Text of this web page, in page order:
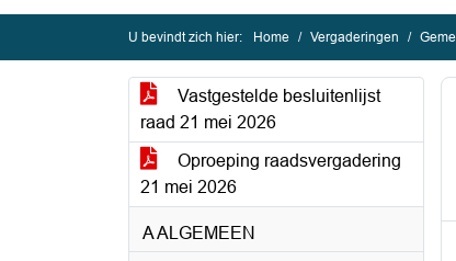
U bevindt zich hier: Home Vergaderingen
Vastgestelde besluitenlijst
raad 21 mei 2026
Oproeping raadsvergadering
21 mei 2026
A ALGEMEEN